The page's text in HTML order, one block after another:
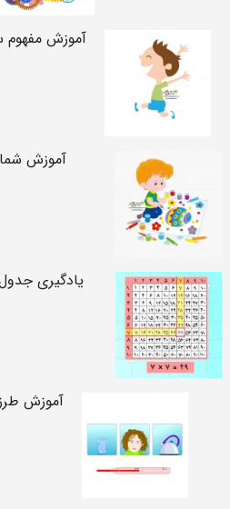
آموزش مفهوم
آموزش
یادگیری
آموزش